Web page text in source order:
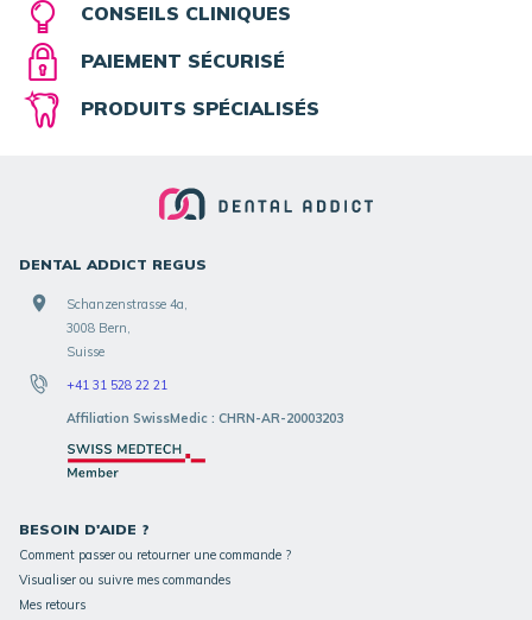
CONSEILS CLINIQUES
PAIEMENT SÉCURISÉ
PRODUITS SPÉCIALISÉS
DENTAL ADDICT REGUS
Schanzenstrasse 4a,
3008 Bern,
Suisse
+41 31 528 22 21
Affiliation SwissMedic : CHRN-AR-20003203
BESOIN D'AIDE ?
Comment passer ou retourner une commande ?
Visualiser ou suivre mes commandes
Mes retours